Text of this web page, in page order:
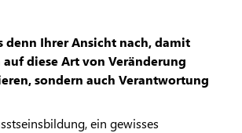
denn Ihrer Ansicht nach, damit
auf diese Art von Veränderung
sondern auch Verantwortung
ein gewisses